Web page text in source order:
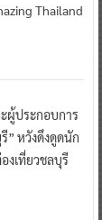
Thailand
ผู้ประกอบการ
” หวังดึงดูดนัก
งเที่ยวชลบุรี